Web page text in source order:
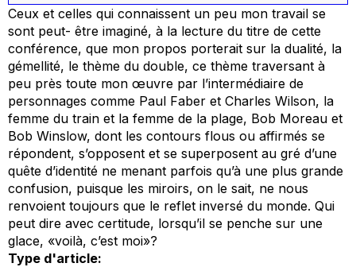
Ceux et celles qui connaissent un peu mon travail se
sont peut- être imaginé, à la lecture du titre de cette
conférence, que mon propos porterait sur la dualité, la
gémellité, le thème du double, ce thème traversant à
peu près toute mon œuvre par l’intermédiaire de
personnages comme Paul Faber et Charles Wilson, la
femme du train et la femme de la plage, Bob Moreau et
Bob Winslow, dont les contours flous ou affirmés se
répondent, s’opposent et se superposent au gré d’une
quête d’identité ne menant parfois qu’à une plus grande
confusion, puisque les miroirs, on le sait, ne nous
renvoient toujours que le reflet inversé du monde. Qui
peut dire avec certitude, lorsqu’il se penche sur une
glace, «voilà, c’est moi»?
Type d'article: